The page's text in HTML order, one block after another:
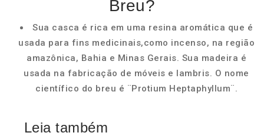
Breu?
Sua casca é rica em uma resina aromática que é
usada para fins medicinais,como incenso, na região
amazônica, Bahia e Minas Gerais. Sua madeira é
usada na fabricação de móveis e lambris. O nome
científico do breu é ¨Protium Heptaphyllum¨.
Leia também